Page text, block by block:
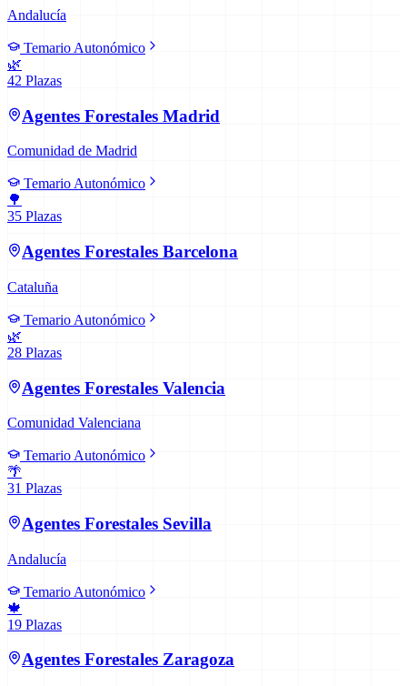
Andalucía
Temario Autonómico
🌿
42 Plazas
Agentes Forestales Madrid
Comunidad de Madrid
Temario Autonómico
🌳
35 Plazas
Agentes Forestales Barcelona
Cataluña
Temario Autonómico
🌿
28 Plazas
Agentes Forestales Valencia
Comunidad Valenciana
Temario Autonómico
🌴
31 Plazas
Agentes Forestales Sevilla
Andalucía
Temario Autonómico
🍁
19 Plazas
Agentes Forestales Zaragoza